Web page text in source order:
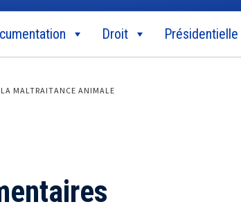
Droit
MALTRAITANCE ANIMALE